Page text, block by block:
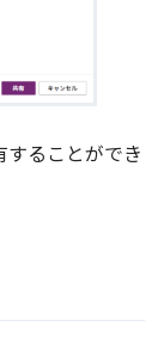
することができ